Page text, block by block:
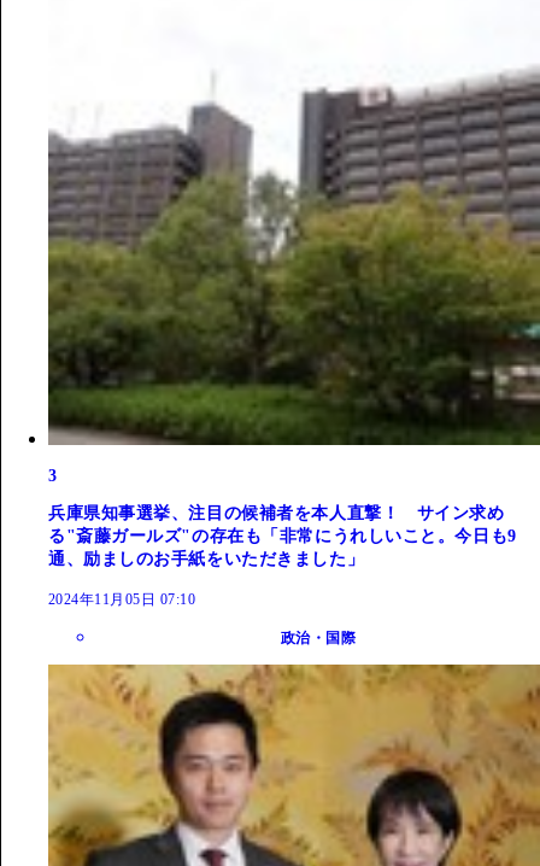
3
兵庫県知事選挙、注目の候補者を本人直撃！ サイン求め
る"斎藤ガールズ"の存在も「非常にうれしいこと。今日も9
通、励ましのお手紙をいただきました」
2024年11月05日 07:10
政治・国際